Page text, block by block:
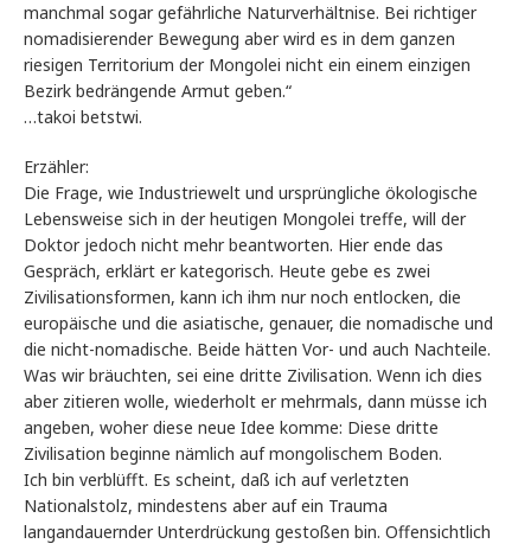
manchmal sogar gefährliche Naturverhältnise. Bei richtiger
nomadisierender Bewegung aber wird es in dem ganzen
riesigen Territorium der Mongolei nicht ein einem einzigen
Bezirk bedrängende Armut geben.“
…takoi betstwi.
Erzähler:
Die Frage, wie Industriewelt und ursprüngliche ökologische
Lebensweise sich in der heutigen Mongolei treffe, will der
Doktor jedoch nicht mehr beantworten. Hier ende das
Gespräch, erklärt er kategorisch. Heute gebe es zwei
Zivilisationsformen, kann ich ihm nur noch entlocken, die
europäische und die asiatische, genauer, die nomadische und
die nicht-nomadische. Beide hätten Vor- und auch Nachteile.
Was wir bräuchten, sei eine dritte Zivilisation. Wenn ich dies
aber zitieren wolle, wiederholt er mehrmals, dann müsse ich
angeben, woher diese neue Idee komme: Diese dritte
Zivilisation beginne nämlich auf mongolischem Boden.
Ich bin verblüfft. Es scheint, daß ich auf verletzten
Nationalstolz, mindestens aber auf ein Trauma
langandauernder Unterdrückung gestoßen bin. Offensichtlich